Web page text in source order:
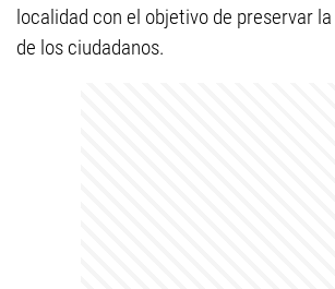
localidad con el objetivo de preservar
de los ciudadanos.